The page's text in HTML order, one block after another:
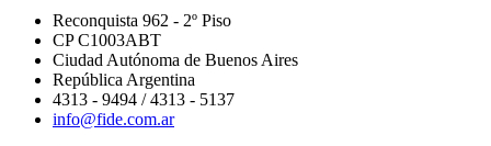
Reconquista 962 - 2º Piso
CP C1003ABT
Ciudad Autónoma de Buenos Aires
República Argentina
4313 - 9494 / 4313 - 5137
info@fide.com.ar